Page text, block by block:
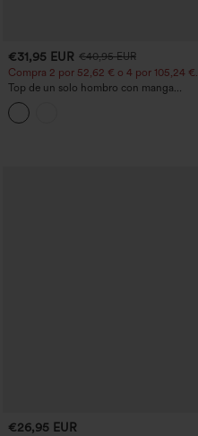
€31,95 EUR €40,95 EUR
Compra 2 por 52,62 € o 4 por 105,24 €.
Top de un solo hombro con manga
corta, dobladillo curvo high‑low,
sujetador integrado y estampado de
lunares, estilo casual
€26,95 EUR